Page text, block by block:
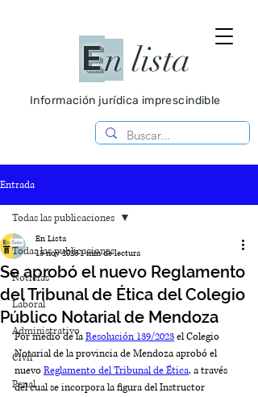
En lista
Información jurídica imprescindible
Entrada
Todas las publicaciones
Noticias
Laboral
Administrativo
Civil
Penal
Todas las publicaciones
Se aprobó el nuevo Reglamento
del Tribunal de Ética del Colegio
Público Notarial de Mendoza
En Lista
15 nov 20231 min de lectura
Por medio de la Resolución 139/2023 el Colegio
Notarial de la provincia de Mendoza aprobó el
nuevo Reglamento del Tribunal de Ética, a través
del cual se incorpora la figura del Instructor